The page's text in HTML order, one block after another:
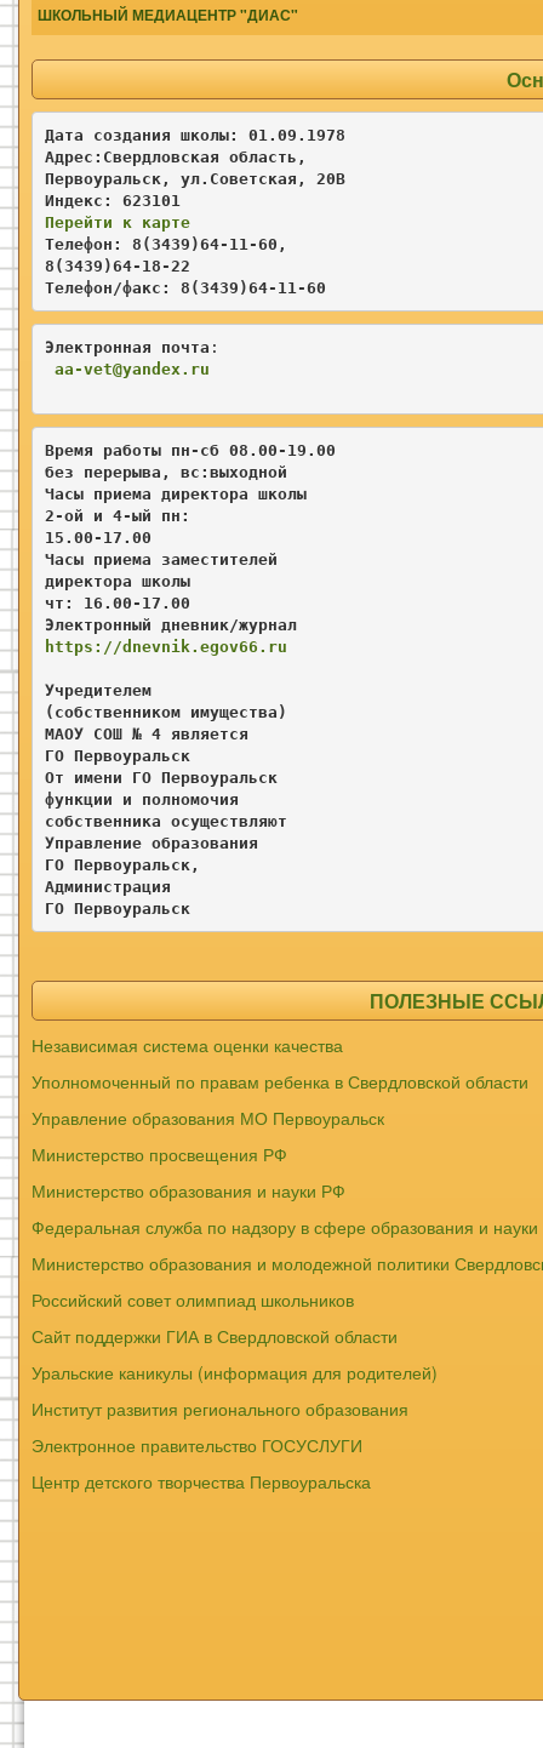
ШКОЛЬНЫЙ МЕДИАЦЕНТР "ДИАС"
Дата создания школы: 01.09.1978
Адрес:Свердловская область,
Первоуральск, ул.Советская, 20В
Перейти к карте
Телефон: 8(3439)64-11-60,
8(3439)64-18-22
Телефон/факс: 8(3439)64-11-60
Электронная почта :
aa -vet@yandex.ru
Время работы пн-сб 08.00-19.00
без перерыва, вс:выходной
Часы приема директора школы
2-ой и 4-ый пн :
15.00-17.00
Часы приема заместителей
директора школы
чт: 16.00-17.00
Электронный дневник/журнал
https://dnevnik.egov66.ru
Учредителем
(собственником имущества)
МАОУ СОШ № 4 является
ГО Первоуральск
От имени ГО Первоуральск
функции и полномочия
собственника осуществляют
Управление образования
ГО Первоуральск,
Администрация
ГО Первоуральск
ПОЛЕЗНЫЕ
Независимая система оценки качества
Уполномоченный по правам ребенка в Свердловской области
Управление образования МО Первоуральск
Министерство просвещения РФ
Министерство образования и науки РФ
Федеральная служба по надзору в сфере образования и науки
Министерство образования и молодежной политики
Российский совет олимпиад школьников
Сайт поддержки ГИА в Свердловской области
Уральские каникулы (информация для родителей)
Институт развития регионального образования
Электронное правительство ГОСУСЛУГИ
Центр детского творчества Первоуральска